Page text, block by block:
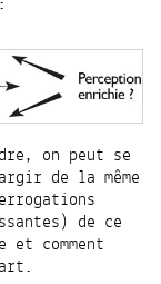
on peut se
de la même
de ce
comment